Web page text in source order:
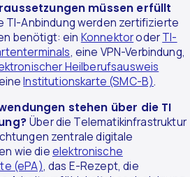
müssen erfüllt
TI-Anbindung werden zertifizierte
benötigt: ein KonnektoroderTI-
, eine VPN-Verbindung,
Heilberufsausweis
Institutionskarte (SMC-B).
stehen über die TI
Über die Telematikinfrastruktur
zentrale digitale
wie dieelektronische
(ePA), das E-Rezept, die